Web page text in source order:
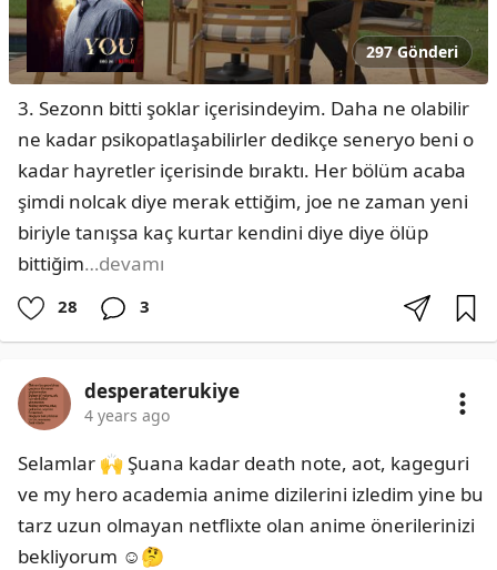
297 Gönderi
3. Sezonn bitti şoklar içerisindeyim. Daha ne olabilir
ne kadar psikopatlaşabilirler dedikçe seneryo beni o
kadar hayretler içerisinde bıraktı. Her bölüm acaba
şimdi nolcak diye merak ettiğim, joe ne zaman yeni
biriyle tanışsa kaç kurtar kendini diye diye ölüp
bittiğim…devamı
28 3
desperaterukiye
4 years ago
Selamlar 🙌 Şuana kadar death note, aot, kageguri
ve my hero academia anime dizilerini izledim yine bu
tarz uzun olmayan netflixte olan anime önerilerinizi
bekliyorum ☺️🤔